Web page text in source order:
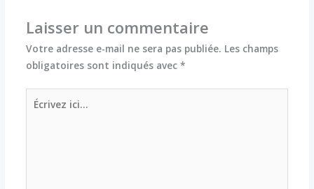
Laisser un commentaire
Votre adresse e-mail ne sera pas publiée. Les champs
obligatoires sont indiqués avec *
Écrivez
ici…